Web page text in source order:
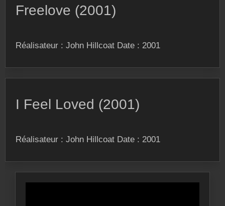
Freelove (2001)
Réalisateur : John Hillcoat Date : 2001
I Feel Loved (2001)
Réalisateur : John Hillcoat Date : 2001